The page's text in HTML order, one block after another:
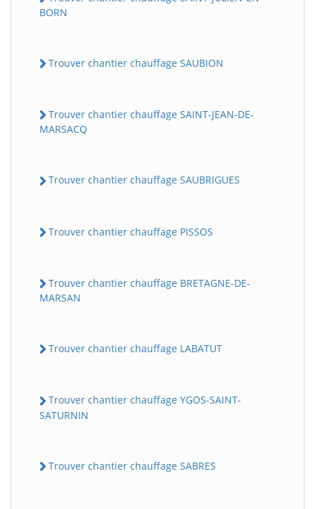
BORN
Trouver chantier chauffage SAUBION
Trouver chantier chauffage SAINT-JEAN-DE-
MARSACQ
Trouver chantier chauffage SAUBRIGUES
Trouver chantier chauffage PISSOS
Trouver chantier chauffage BRETAGNE-DE-
MARSAN
Trouver chantier chauffage LABATUT
Trouver chantier chauffage YGOS-SAINT-
SATURNIN
Trouver chantier chauffage SABRES